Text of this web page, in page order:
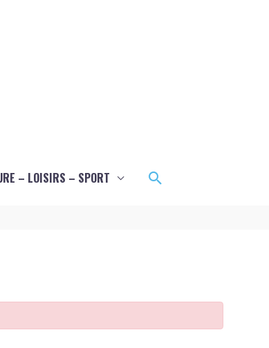
– LOISIRS – SPORT Rechercher